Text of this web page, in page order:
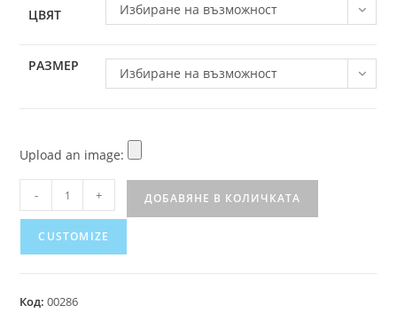
ЦВЯТ Избиране на възможност
РАЗМЕР Избиране на възможност
Upload an image:
- + ДОБАВЯНЕ В КОЛИЧКАТА
CUSTOMIZE
Код:00286